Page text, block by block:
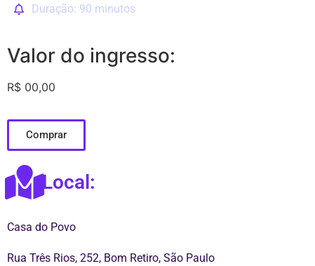
Duração: 90 minutos
Valor do ingresso:
R$ 00,00
Comprar
Local:
Casa do Povo
Rua Três Rios, 252, Bom Retiro, São Paulo